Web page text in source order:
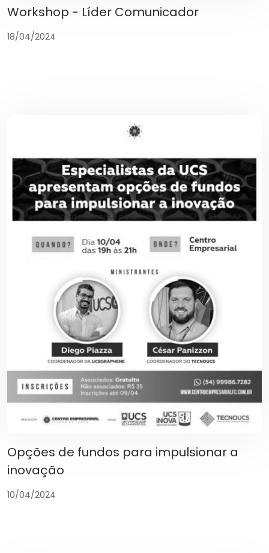
Workshop - Líder Comunicador
18/04/2024
Opções de fundos para impulsionar a
inovação
10/04/2024